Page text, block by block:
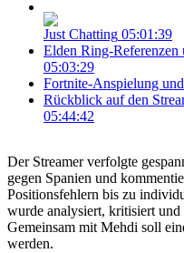
Just Chatting 05:01:39
Elden Ring-Referenzen
05:03:29
Fortnite-Anspielung
Rückblick auf den
05:44:42
Der Streamer verfolgte
gegen Spanien und
Positionsfehlern bis zu
wurde analysiert, kritisiert
Gemeinsam mit Mehdi soll
werden.